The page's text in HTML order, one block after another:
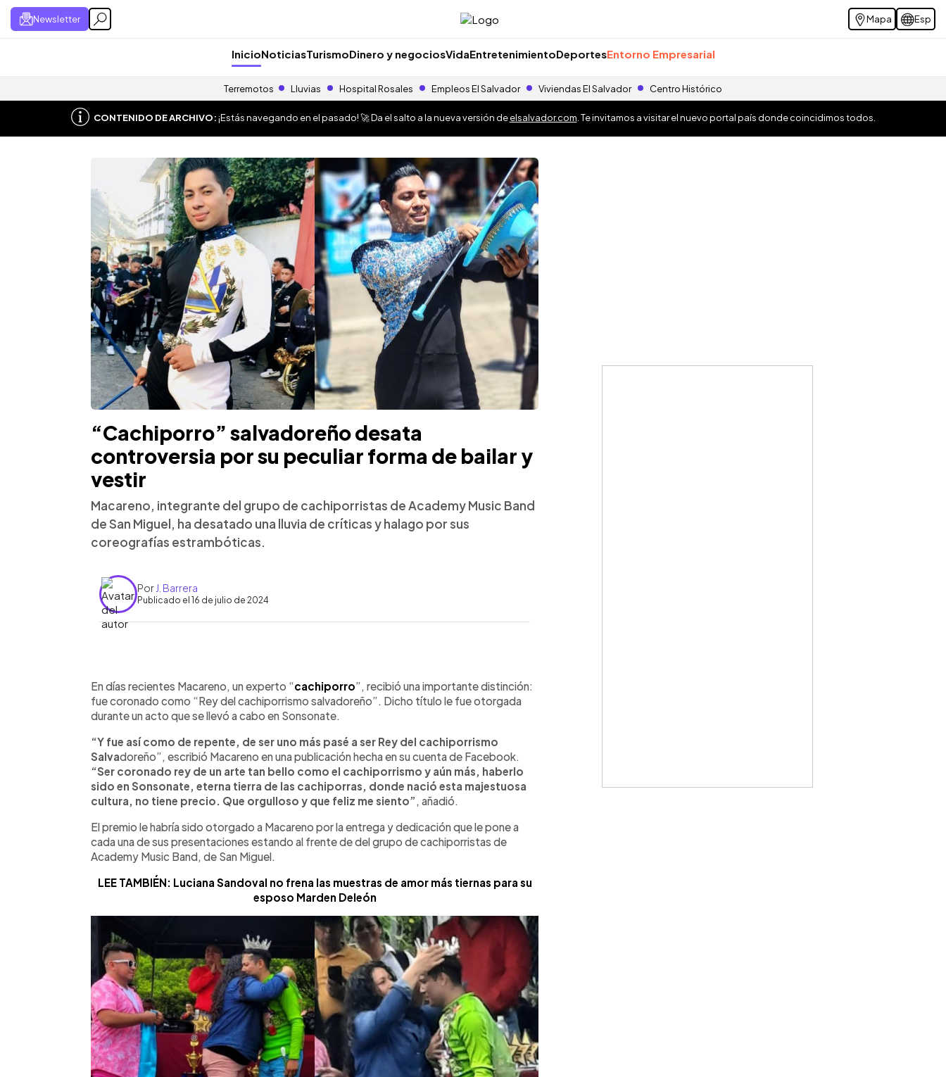
Newsletter Mapa Esp
InicioNoticiasTurismoDinero y negociosVidaEntretenimientoDeportesEntorno Empresarial
Terremotos Lluvias Hospital Rosales Empleos El Salvador Viviendas El Salvador Centro Histórico
CONTENIDO DE ARCHIVO:¡Estás navegando en el pasado! 🚀 Da el salto a la nueva versión deelsalvador.com . Te invitamos a visitar el nuevo portal país donde coincidimos todos.
“Cachiporro” salvadoreño desata
controversia por su peculiar forma de bailar y
vestir
Macareno, integrante del grupo de cachiporristas de Academy Music Band
de San Miguel, ha desatado una lluvia de críticas y halago por sus
coreografías estrambóticas.
Por J. Barrera
Publicado el 16 de julio de 2024
► Escuchar artículo
En días recientes Macareno, un experto “cachiporro”, recibió una importante distinción:
fue coronado como “Rey del cachiporrismo salvadoreño”. Dicho título le fue otorgada
durante un acto que se llevó a cabo en Sonsonate.
“Y fue así como de repente, de ser uno más pasé a ser Rey del cachiporrismo
Salvadoreño”, escribió Macareno en una publicación hecha en su cuenta de Facebook.
“Ser coronado rey de un arte tan bello como el cachiporrismo y aún más, haberlo
sido en Sonsonate, eterna tierra de las cachiporras, donde nació esta majestuosa
cultura, no tiene precio. Que orgulloso y que feliz me siento” , añadió.
El premio le habría sido otorgado a Macareno por la entrega y dedicación que le pone a
cada una de sus presentaciones estando al frente de del grupo de cachiporristas de
Academy Music Band, de San Miguel.
LEE TAMBIÉN: Luciana Sandoval no frena las muestras de amor más tiernas para su
esposo Marden Deleón